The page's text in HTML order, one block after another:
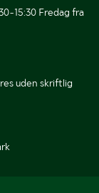
15:30 Fredag fra
uden skriftlig